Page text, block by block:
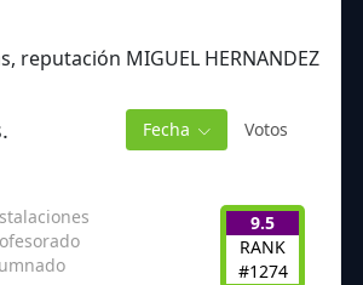
reputación MIGUEL HERNANDEZ
Fecha Votos
9.5
RANK
#1274